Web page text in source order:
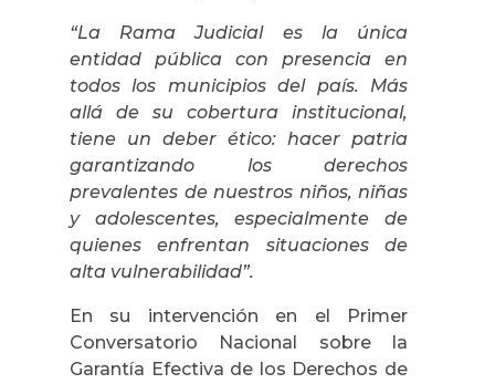
“La Rama Judicial es la única
entidad pública con presencia en
todos los municipios del país. Más
allá de su cobertura institucional,
tiene un deber ético: hacer patria
garantizando los derechos
prevalentes de nuestros niños, niñas
y adolescentes, especialmente de
quienes enfrentan situaciones de
alta vulnerabilidad”.
En su intervención en el Primer
Conversatorio Nacional sobre la
Garantía Efectiva de los Derechos de